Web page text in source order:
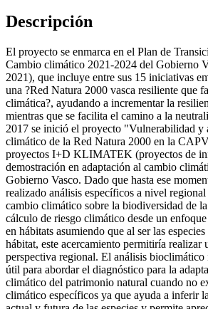
Descripción
El proyecto se enmarca en el Plan de
Cambio climático 2021-2024 del Gobierno
2021), que incluye entre sus 15 iniciativas
una ?Red Natura 2000 vasca resiliente que
climática?, ayudando a incrementar la
mientras que se facilita el camino a la
2017 se inició el proyecto "Vulnerabilidad y
climático de la Red Natura 2000 en la
proyectos I+D KLIMATEK (proyectos de
demostración en adaptación al cambio
Gobierno Vasco. Dado que hasta ese
realizado análisis específicos a nivel
cambio climático sobre la biodiversidad de
cálculo de riesgo climático desde un
en hábitats asumiendo que al ser las
hábitat, este acercamiento permitiría realizar
perspectiva regional. El análisis bioclimático
útil para abordar el diagnóstico para la
climático del patrimonio natural cuando no
climático específicos ya que ayuda a inferir